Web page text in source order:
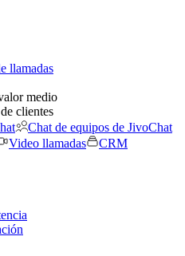
llamadas
medio
clientes
Chat de equipos de JivoChat
Video llamadas
CRM